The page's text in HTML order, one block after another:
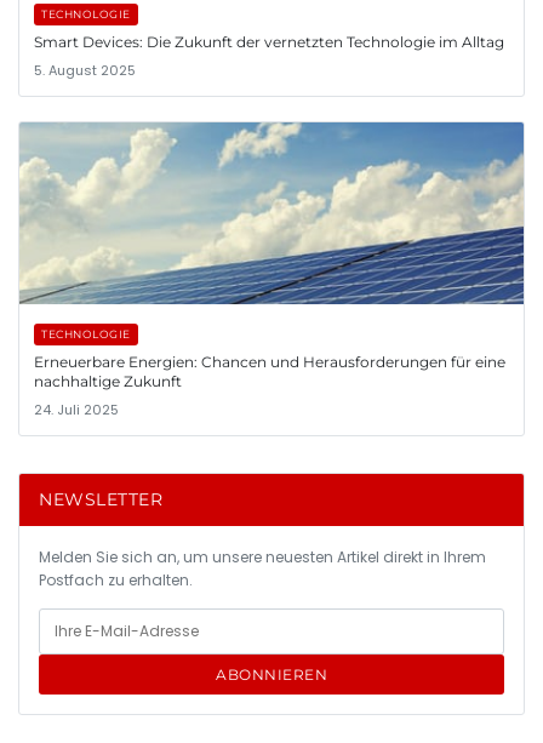
TECHNOLOGIE
Smart Devices: Die Zukunft der vernetzten Technologie im Alltag
5. August 2025
TECHNOLOGIE
Erneuerbare Energien: Chancen und Herausforderungen für eine
nachhaltige Zukunft
24. Juli 2025
NEWSLETTER
Melden Sie sich an, um unsere neuesten Artikel direkt in Ihrem
Postfach zu erhalten.
ABONNIEREN